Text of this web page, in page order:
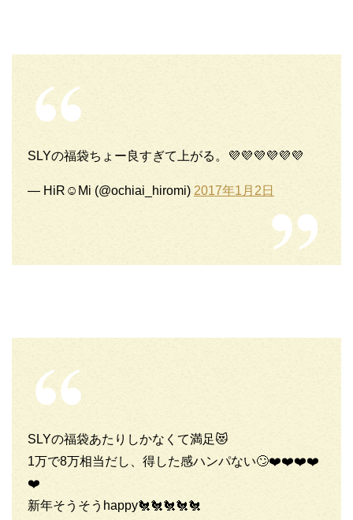
SLYの福袋ちょー良すぎて上がる。💜💜💜💜💜💜
— HiR☺︎Mi (@ochiai_hiromi) 2017年1月2日
SLYの福袋あたりしかなくて満足😻
1万で8万相当だし、得した感ハンパない🙄❤️❤️❤️❤️
❤️
新年そうそうhappy🐔🐔🐔🐔🐔